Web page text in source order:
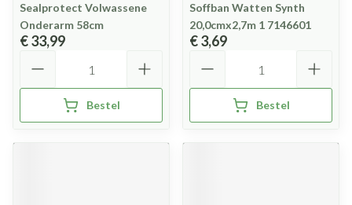
Sealprotect Volwassene
Onderarm 58cm
€ 33,99
Bestel
Soffban Watten Synth
20,0cmx2,7m 1 7146601
€ 3,69
Bestel